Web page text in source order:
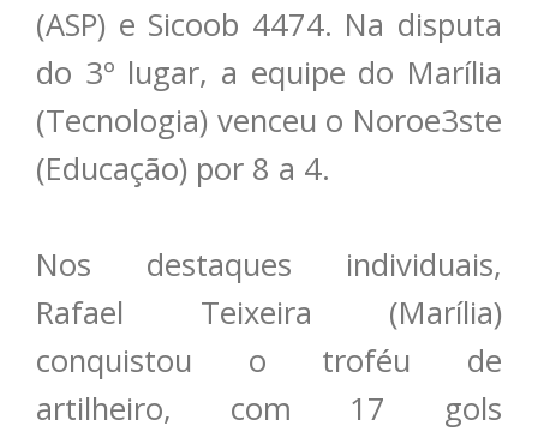
(ASP) e Sicoob 4474. Na disputa
do 3º lugar, a equipe do Marília
(Tecnologia) venceu o Noroe3ste
(Educação) por 8 a 4.
Nos destaques individuais,
Rafael Teixeira (Marília)
conquistou o troféu de
artilheiro, com 17 gols